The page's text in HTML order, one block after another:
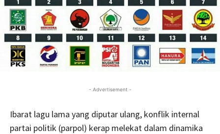
- Advertisement -
Ibarat lagu lama yang diputar ulang, konflik internal
partai politik (parpol) kerap melekat dalam dinamika